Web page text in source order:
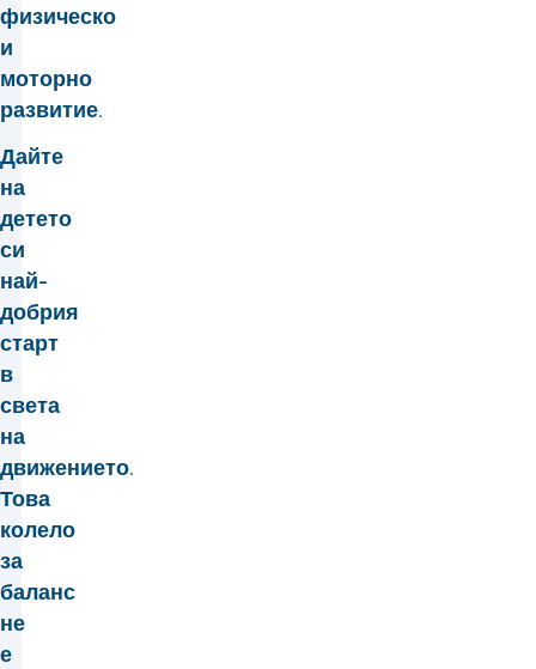
физическо
и
моторно
развитие.
Дайте
на
детето
си
най-
добрия
старт
в
света
на
движението.
Това
колело
за
баланс
не
е